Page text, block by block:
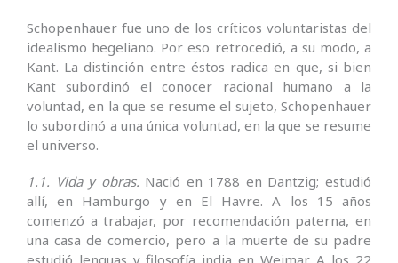
Schopenhauer fue uno de los críticos voluntaristas del
idealismo hegeliano. Por eso retrocedió, a su modo, a
Kant. La distinción entre éstos radica en que, si bien
Kant subordinó el conocer racional humano a la
voluntad, en la que se resume el sujeto, Schopenhauer
lo subordinó a una única voluntad, en la que se resume
el universo.
1.1. Vida y obras. Nació en 1788 en Dantzig; estudió
allí, en Hamburgo y en El Havre. A los 15 años
comenzó a trabajar, por recomendación paterna, en
una casa de comercio, pero a la muerte de su padre
estudió lenguas y filosofía india en Weimar. A los 22